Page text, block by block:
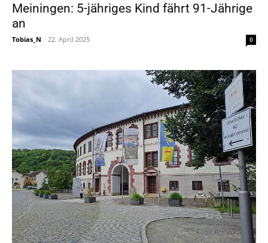
Meiningen: 5-jähriges Kind fährt 91-Jährige
an
Tobias_N - 22. April 2025 0